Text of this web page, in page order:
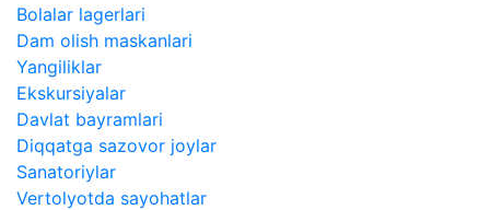
Bolalar lagerlari
Dam olish maskanlari
Yangiliklar
Ekskursiyalar
Davlat bayramlari
Diqqatga sazovor joylar
​Sanatoriylar
Vertolyotda sayohatlar